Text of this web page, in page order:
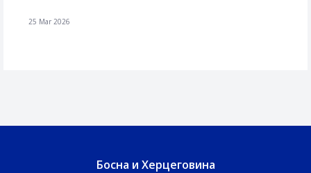
25 Mar 2026
Босна и Херцеговина